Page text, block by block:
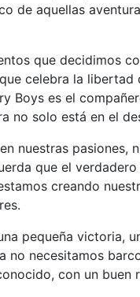
de aquellas
que decidimos
celebra la
Boys es el
no solo está en el
nuestras pasiones,
que el
creando
pequeña victoria,
no necesitamos
con un buen